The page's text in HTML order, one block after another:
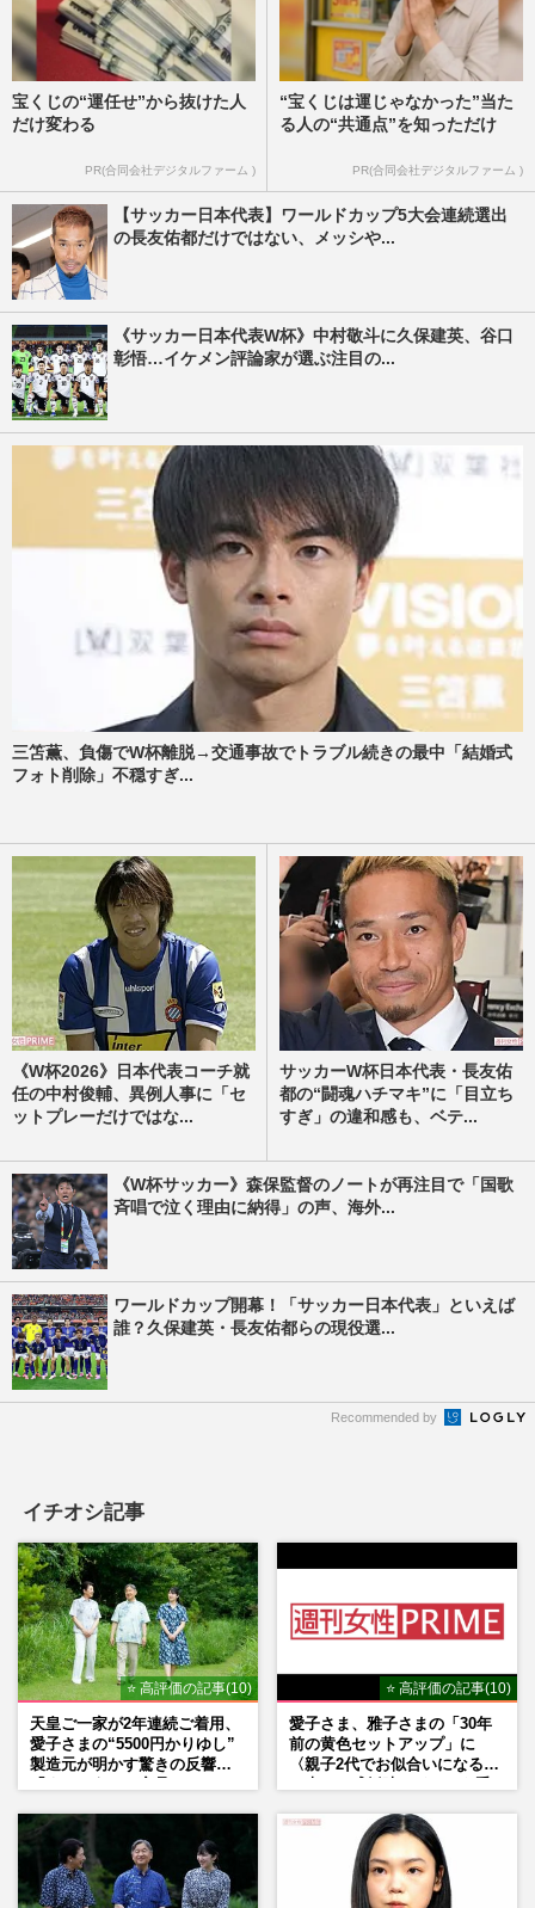
宝くじの“運任せ”から抜けた人
だけ変わる
PR(合同会社デジタルファーム )
“宝くじは運じゃなかった”当た
る人の“共通点”を知っただけ
PR(合同会社デジタルファーム )
【サッカー日本代表】ワールドカップ5大会連続選出
の長友佑都だけではない、メッシや...
《サッカー日本代表W杯》中村敬斗に久保建英、谷口
彰悟…イケメン評論家が選ぶ注目の...
三笘薫、負傷でW杯離脱→交通事故でトラブル続きの最中「結婚式
フォト削除」不穏すぎ...
《W杯2026》日本代表コーチ就
任の中村俊輔、異例人事に「セ
ットプレーだけではな...
サッカーW杯日本代表・長友佑
都の“闘魂ハチマキ”に「目立ち
すぎ」の違和感も、ベテ...
《W杯サッカー》森保監督のノートが再注目で「国歌
斉唱で泣く理由に納得」の声、海外...
ワールドカップ開幕！「サッカー日本代表」といえば
誰？久保建英・長友佑都らの現役選...
Recommended by
イチオシ記事
⭐ 高評価の記事(10)
天皇ご一家が2年連続ご着用、
愛子さまの“5500円かりゆし”
製造元が明かす驚きの反響
⭐ 高評価の記事(10)
愛子さま、雅子さまの「30年
前の黄色セットアップ」に
〈親子2代でお似合いになる〉